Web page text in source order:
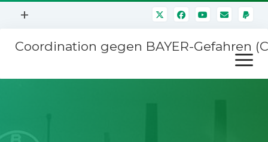
Menü
+
Mitmachen
Kontakt
Coordination gegen BAYER-Gefahren
Menü
öffnen